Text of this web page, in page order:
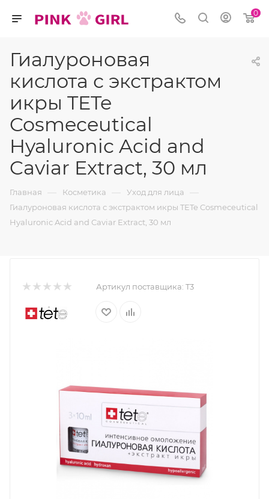
0
Гиалуроновая
кислота с экстрактом
икры TETe
Cosmeceutical
Hyaluronic Acid and
Caviar Extract, 30 мл
Главная — Косметика — Уход для лица —
Гиалуроновая кислота с экстрактом икры TETe Cosmeceutical
Hyaluronic Acid and Caviar Extract, 30 мл
Артикул поставщика: T3